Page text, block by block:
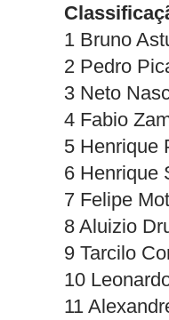
1 Bruno
2 Pedro
3 Neto
4 Fabio
5 Henrique
6 Henrique
7 Felipe
8 Aluizio
9 Tarcilo
10
11